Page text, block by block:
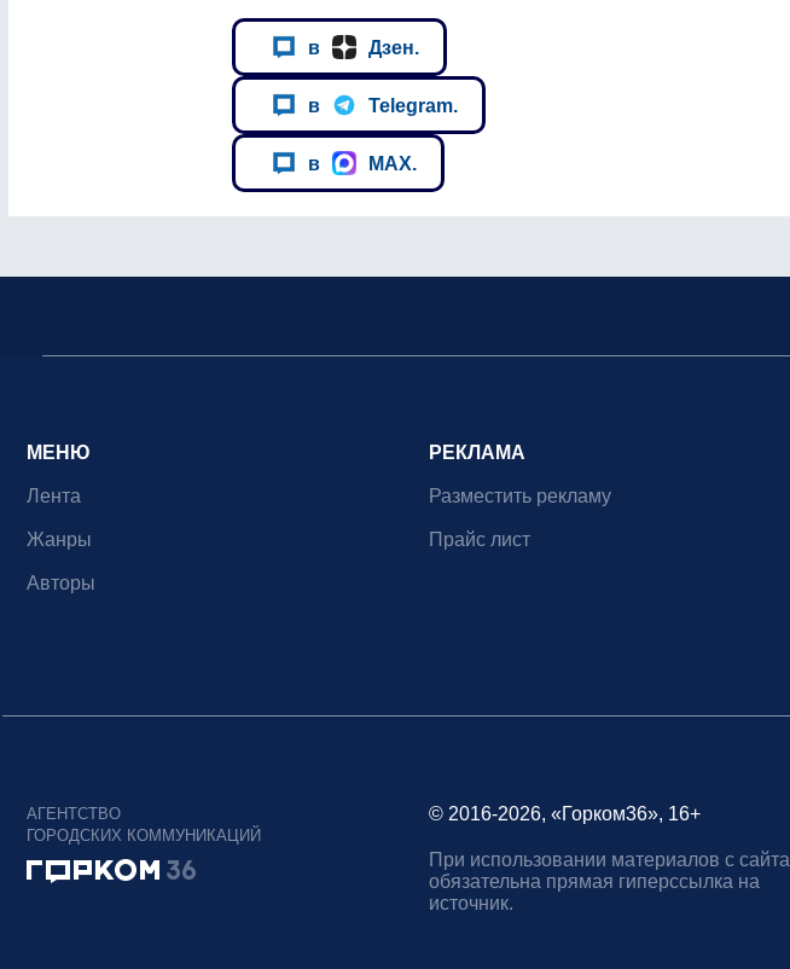
в Дзен.
в Telegram.
в MAX.
МЕНЮ
Лента
Жанры
Авторы
РЕКЛАМА
Разместить рекламу
Прайс лист
АГЕНТСТВО
ГОРОДСКИХ КОММУНИКАЦИЙ
© 2016-2026, «Горком36», 16+
При использовании материалов с сайта
обязательна прямая гиперссылка на
источник.